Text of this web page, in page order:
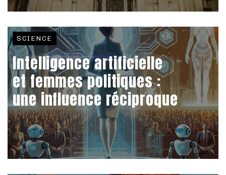
SCIENCE
Intelligence artificielle
et femmes politiques :
une influence réciproque